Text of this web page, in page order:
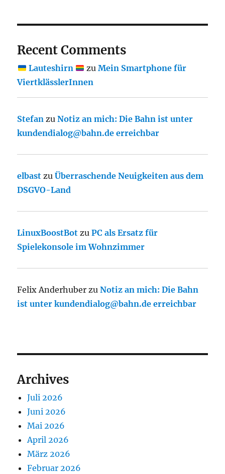
Recent Comments
Lauteshirn zu Mein Smartphone für
ViertklässlerInnen
Stefan zuNotiz an mich: Die Bahn ist unter
kundendialog@bahn.de erreichbar
elbast zuÜberraschende Neuigkeiten aus dem
DSGVO-Land
LinuxBoostBot zuPC als Ersatz für
Spielekonsole im Wohnzimmer
Felix Anderhuber zuNotiz an mich: Die Bahn
ist unter kundendialog@bahn.de erreichbar
Archives
Juli 2026
Juni 2026
Mai 2026
April 2026
März 2026
Februar 2026